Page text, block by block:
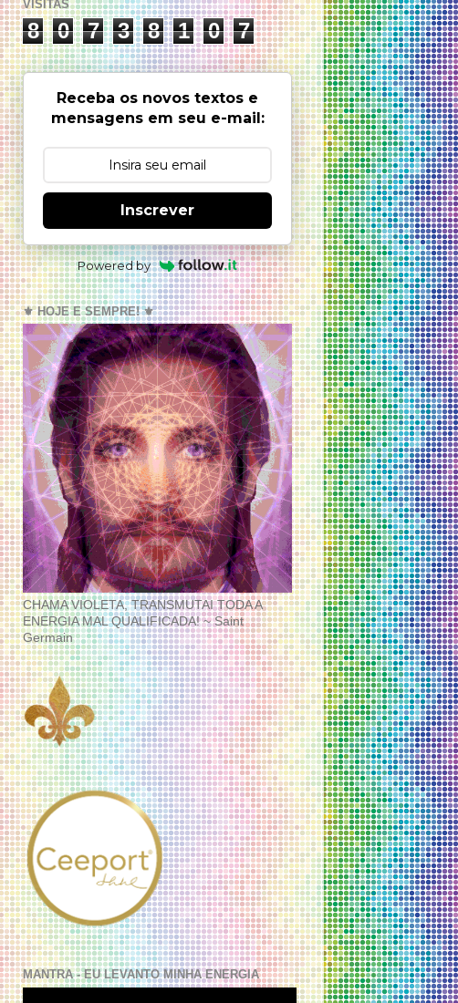
VISITAS
8 0 7 3 8 1 0 7
Receba os novos textos e
mensagens em seu e-mail:
Inscrever
Powered by
⚜️ HOJE E SEMPRE! ⚜️
CHAMA VIOLETA, TRANSMUTAI TODA A
ENERGIA MAL QUALIFICADA! ~ Saint
Germain
MANTRA - EU LEVANTO MINHA ENERGIA